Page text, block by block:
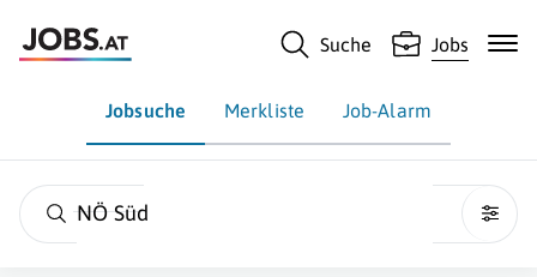
Suche Jobs
Jobsuche Merkliste Job-Alarm
NÖ Süd